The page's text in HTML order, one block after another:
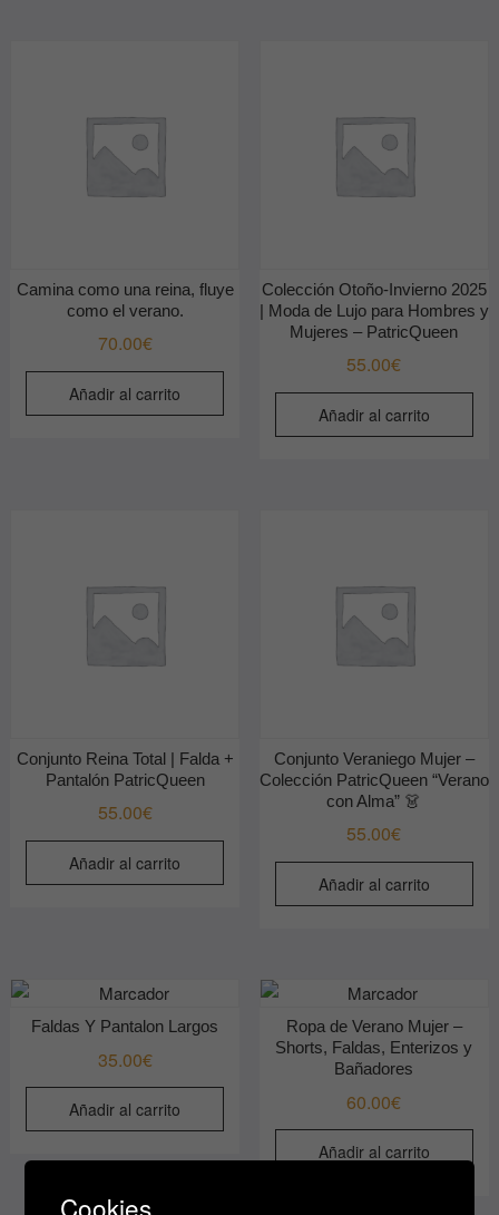
Camina como una reina, fluye
como el verano.
70.00€
Añadir al carrito
Colección Otoño-Invierno 2025
| Moda de Lujo para Hombres y
Mujeres – PatricQueen
55.00€
Añadir al carrito
Conjunto Reina Total | Falda +
Pantalón PatricQueen
55.00€
Añadir al carrito
Conjunto Veraniego Mujer –
Colección PatricQueen “Verano
con Alma” 👗
55.00€
Añadir al carrito
Faldas Y Pantalon Largos
35.00€
Añadir al carrito
Ropa de Verano Mujer –
Shorts, Faldas, Enterizos y
Bañadores
60.00€
Añadir al carrito
Cookies